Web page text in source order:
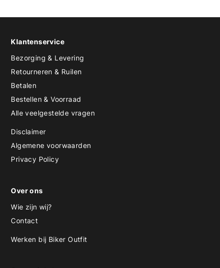
Klantenservice
Bezorging & Levering
Retourneren & Ruilen
Betalen
Bestellen & Voorraad
Alle veelgestelde vragen
Disclaimer
Algemene voorwaarden
Privacy Policy
Over ons
Wie zijn wij?
Contact
Werken bij Biker Outfit